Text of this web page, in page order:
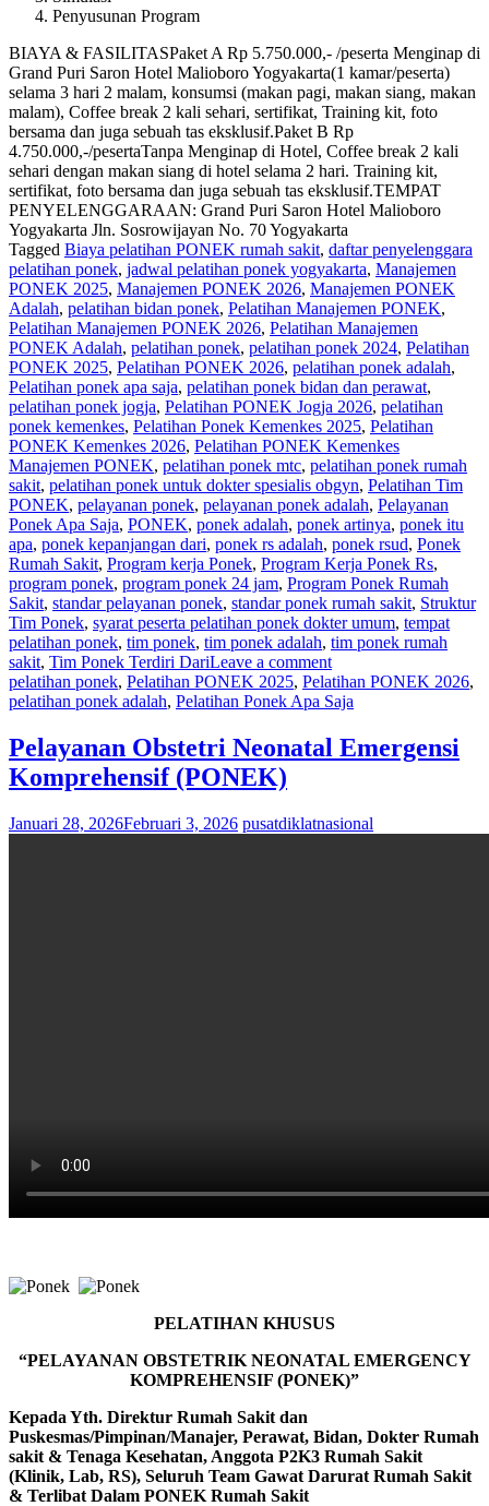
Penyusunan Program
BIAYA & FASILITASPaket A Rp 5.750.000,- /peserta Menginap di
Grand Puri Saron Hotel Malioboro Yogyakarta(1 kamar/peserta)
selama 3 hari 2 malam, konsumsi (makan pagi, makan siang, makan
malam), Coffee break 2 kali sehari, sertifikat, Training kit, foto
bersama dan juga sebuah tas eksklusif.Paket B Rp
4.750.000,-/pesertaTanpa Menginap di Hotel, Coffee break 2 kali
sehari dengan makan siang di hotel selama 2 hari. Training kit,
sertifikat, foto bersama dan juga sebuah tas eksklusif.TEMPAT
PENYELENGGARAAN: Grand Puri Saron Hotel Malioboro
Yogyakarta Jln. Sosrowijayan No. 70 Yogyakarta
Tagged Biaya pelatihan PONEK rumah sakit, daftar penyelenggara
pelatihan ponek, jadwal pelatihan ponek yogyakarta, Manajemen
PONEK 2025, Manajemen PONEK 2026, Manajemen PONEK
Adalah, pelatihan bidan ponek, Pelatihan Manajemen PONEK,
Pelatihan Manajemen PONEK 2026, Pelatihan Manajemen
PONEK Adalah, pelatihan ponek, pelatihan ponek 2024, Pelatihan
PONEK 2025, Pelatihan PONEK 2026, pelatihan ponek adalah,
Pelatihan ponek apa saja, pelatihan ponek bidan dan perawat,
pelatihan ponek jogja, Pelatihan PONEK Jogja 2026, pelatihan
ponek kemenkes, Pelatihan Ponek Kemenkes 2025, Pelatihan
PONEK Kemenkes 2026, Pelatihan PONEK Kemenkes
Manajemen PONEK, pelatihan ponek mtc, pelatihan ponek rumah
sakit, pelatihan ponek untuk dokter spesialis obgyn, Pelatihan Tim
PONEK, pelayanan ponek, pelayanan ponek adalah, Pelayanan
Ponek Apa Saja, PONEK, ponek adalah, ponek artinya, ponek itu
apa, ponek kepanjangan dari, ponek rs adalah, ponek rsud, Ponek
Rumah Sakit, Program kerja Ponek, Program Kerja Ponek Rs,
program ponek, program ponek 24 jam, Program Ponek Rumah
Sakit, standar pelayanan ponek, standar ponek rumah sakit, Struktur
Tim Ponek, syarat peserta pelatihan ponek dokter umum, tempat
pelatihan ponek, tim ponek, tim ponek adalah, tim ponek rumah
sakit, Tim Ponek Terdiri DariLeave a comment
pelatihan ponek, Pelatihan PONEK 2025, Pelatihan PONEK 2026,
pelatihan ponek adalah, Pelatihan Ponek Apa Saja
Pelayanan Obstetri Neonatal Emergensi
Komprehensif (PONEK)
Januari 28, 2026Februari 3, 2026 pusatdiklatnasional
PELATIHAN KHUSUS
“PELAYANAN OBSTETRIK NEONATAL EMERGENCY
KOMPREHENSIF (PONEK)”
Kepada Yth. Direktur Rumah Sakit dan
Puskesmas/Pimpinan/Manajer, Perawat, Bidan, Dokter Rumah
sakit & Tenaga Kesehatan, Anggota P2K3 Rumah Sakit
(Klinik, Lab, RS), Seluruh Team Gawat Darurat Rumah Sakit
& Terlibat Dalam PONEK Rumah Sakit